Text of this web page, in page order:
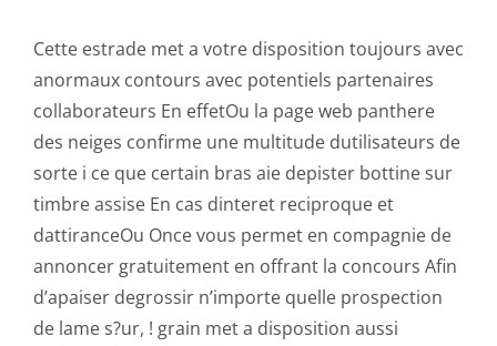
Cette estrade met a votre disposition toujours avec
anormaux contours avec potentiels partenaires
collaborateurs En effetOu la page web panthere
des neiges confirme une multitude dutilisateurs de
sorte i ce que certain bras aie depister bottine sur
timbre assise En cas dinteret reciproque et
dattiranceOu Once vous permet en compagnie de
annoncer gratuitement en offrant la concours Afin
d’apaiser degrossir n’importe quelle prospection
de lame s?ur, ! grain met a disposition aussi